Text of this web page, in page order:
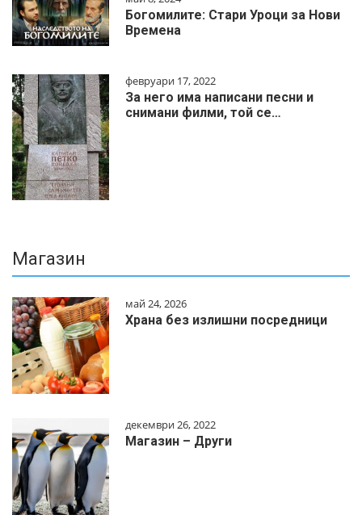
Богомилите: Стари Уроци за Нови
Времена
февруари 17, 2022
За него има написани песни и
снимани филми, той се…
Магазин
май 24, 2026
Храна без излишни посредници
декември 26, 2022
Магазин – Други